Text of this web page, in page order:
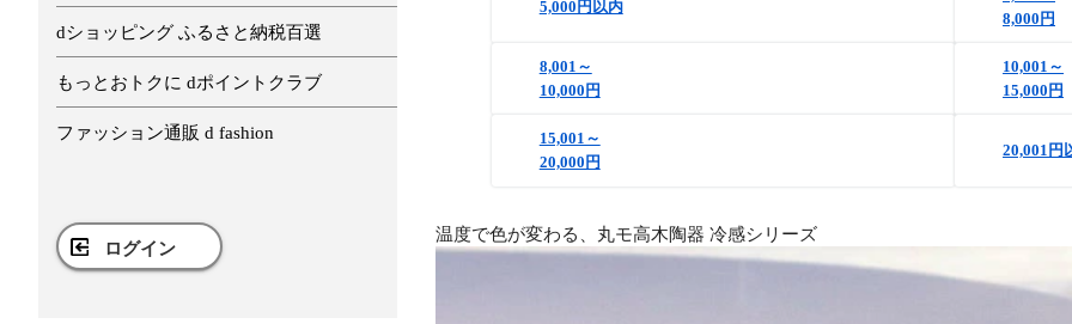
dショッピング ふるさと納税百選
もっとおトクに dポイントクラブ
ファッション通販 d fashion
ログイン
5,000円以内
8,000円
8,001～
10,000円
10,001～
15,000円
15,001～
20,000円
20,001円
温度で色が変わる、丸モ高木陶器 冷感シリーズ